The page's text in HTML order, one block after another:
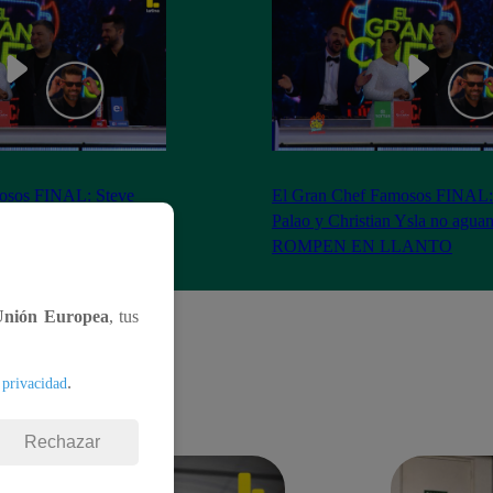
FINAL: Steve
El Gran Chef Famosos
Palao y Christian Ysla no
ROMPEN EN LLANTO
Europea, tus
.
Rechazar